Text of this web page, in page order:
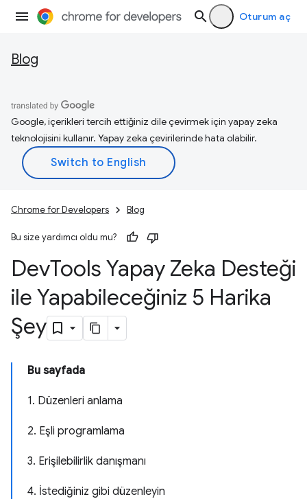
Oturum aç
Blog
Google, içerikleri tercih ettiğiniz dile çevirmek için yapay zeka
teknolojisini kullanır. Yapay zeka çevirilerinde hata olabilir.
Chrome for Developers Blog
Bu size yardımcı oldu mu?
DevTools Yapay Zeka Desteği
ile Yapabileceğiniz 5 Harika
Şey
Bu sayfada
1. Düzenleri anlama
2. Eşli programlama
3. Erişilebilirlik danışmanı
4. İstediğiniz gibi düzenleyin